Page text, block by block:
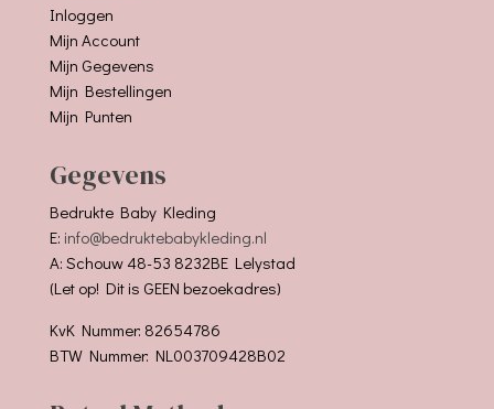
Inloggen
Mijn Account
Mijn Gegevens
Mijn Bestellingen
Mijn Punten
Gegevens
Bedrukte Baby Kleding
E: info@bedruktebabykleding.nl
A: Schouw 48-53 8232BE Lelystad
(Let op! Dit is GEEN bezoekadres)
KvK Nummer: 82654786
BTW Nummer: NL003709428B02